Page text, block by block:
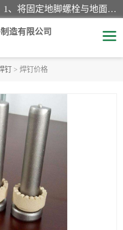
紧固件地脚螺栓的效果：1、将固定地脚螺栓与地面用水泥等物品灌溉在一起，可用来固定较小振荡和冲击的设备。2、活动地脚是一种可拆卸的地脚螺栓，可以固定有激烈振荡和冲击的大型机器设备。3、胀锚地脚螺栓用于固定比较简略且重量轻的设备，辅佐设备长期处于静止状态下。4、粘接地脚螺栓为一种使用广泛且常见的设备，它也是用来固定简略设备的小件。
造有限公司
钉 > 焊钉价格
拉杆
悬挑梁拉杆